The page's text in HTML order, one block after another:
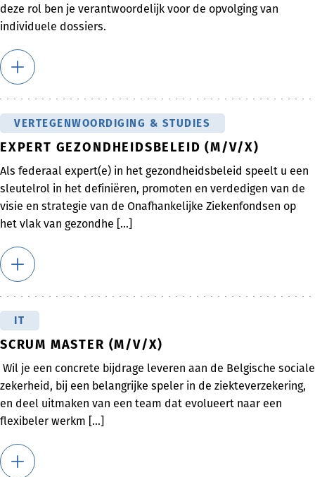
deze rol ben je verantwoordelijk voor de opvolging van
individuele dossiers.
VERTEGENWOORDIGING & STUDIES
EXPERT GEZONDHEIDSBELEID (M/V/X)
Als federaal expert(e) in het gezondheidsbeleid speelt u een
sleutelrol in het definiëren, promoten en verdedigen van de
visie en strategie van de Onafhankelijke Ziekenfondsen op
het vlak van gezondhe [...]
IT
SCRUM MASTER (M/V/X)
Wil je een concrete bijdrage leveren aan de Belgische sociale
zekerheid, bij een belangrijke speler in de ziekteverzekering,
en deel uitmaken van een team dat evolueert naar een
flexibeler werkm [...]